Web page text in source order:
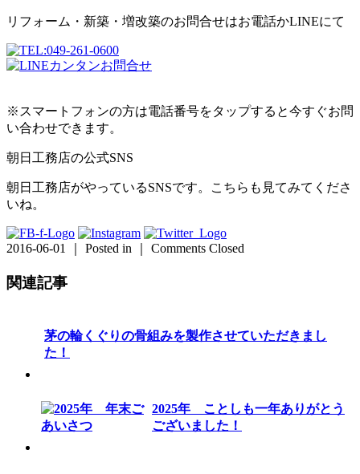
リフォーム・新築・増改築のお問合せはお電話かLINEにて
※スマートフォンの方は電話番号をタップすると今すぐお問
い合わせできます。
朝日工務店の公式SNS
朝日工務店がやっているSNSです。こちらも見てみてくださ
いね。
2016-06-01 ｜ Posted in ｜ Comments Closed
関連記事
茅の輪くぐりの骨組みを製作させていただきまし
た！
2025年 ことしも一年ありがとう
ございました！